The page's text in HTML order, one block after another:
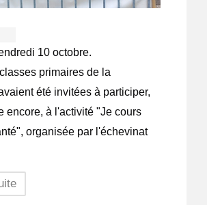
10 octobre.
primaires de la
été invitées à participer,
encore, à l'activité "Je cours
organisée par l'échevinat